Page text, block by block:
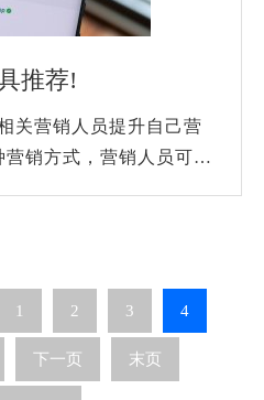
推荐!
关营销人员提升自己营
销方式，营销人员可以
1 2 3 4
下一页 末页